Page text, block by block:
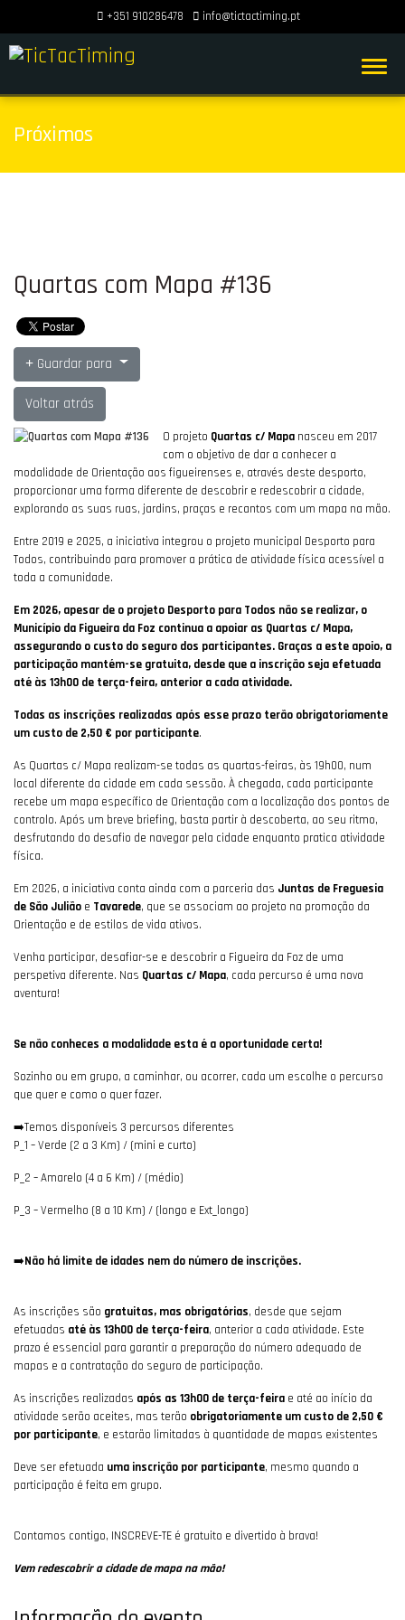
+351 910286478 info@tictactiming.pt
Próximos
Quartas com Mapa #136
Guardar para
Voltar atrás
O projeto Quartas c/ Mapa nasceu em 2017
com o objetivo de dar a conhecer a
modalidade de Orientação aos figueirenses e, através deste desporto,
proporcionar uma forma diferente de descobrir e redescobrir a cidade,
explorando as suas ruas, jardins, praças e recantos com um mapa na mão.
Entre 2019 e 2025, a iniciativa integrou o projeto municipal Desporto para
Todos, contribuindo para promover a prática de atividade física acessível a
toda a comunidade.
Em 2026, apesar de o projeto Desporto para Todos não se realizar, o
Município da Figueira da Foz continua a apoiar as Quartas c/ Mapa,
assegurando o custo do seguro dos participantes. Graças a este apoio, a
participação mantém-se gratuita, desde que a inscrição seja efetuada
até às 13h00 de terça-feira, anterior a cada atividade.
Todas as inscrições realizadas após esse prazo terão obrigatoriamente
um custo de 2,50 € por participante.
As Quartas c/ Mapa realizam-se todas as quartas-feiras, às 19h00, num
local diferente da cidade em cada sessão. À chegada, cada participante
recebe um mapa específico de Orientação com a localização dos pontos de
controlo. Após um breve briefing, basta partir à descoberta, ao seu ritmo,
desfrutando do desafio de navegar pela cidade enquanto pratica atividade
física.
Em 2026, a iniciativa conta ainda com a parceria das Juntas de Freguesia
de São Julião e Tavarede, que se associam ao projeto na promoção da
Orientação e de estilos de vida ativos.
Venha participar, desafiar-se e descobrir a Figueira da Foz de uma
perspetiva diferente. Nas Quartas c/ Mapa, cada percurso é uma nova
aventura!
Se não conheces a modalidade esta é a oportunidade certa!
Sozinho ou em grupo, a caminhar, ou acorrer, cada um escolhe o percurso
que quer e como o quer fazer.
➡️Temos disponíveis 3 percursos diferentes
P_1 – Verde (2 a 3 Km) / (mini e curto)
P_2 – Amarelo (4 a 6 Km) / (médio)
P_3 – Vermelho (8 a 10 Km) / (longo e Ext_longo)
➡️Não há limite de idades nem do número de inscrições.
As inscrições são gratuitas, mas obrigatórias, desde que sejam
efetuadas até às 13h00 de terça-feira, anterior a cada atividade. Este
prazo é essencial para garantir a preparação do número adequado de
mapas e a contratação do seguro de participação.
As inscrições realizadas após as 13h00 de terça-feira e até ao início da
atividade serão aceites, mas terão obrigatoriamente um custo de 2,50 €
por participante, e estarão limitadas à quantidade de mapas existentes
Deve ser efetuada uma inscrição por participante, mesmo quando a
participação é feita em grupo.
Contamos contigo, INSCREVE-TE é gratuito e divertido à brava!
Vem redescobrir a cidade de mapa na mão!